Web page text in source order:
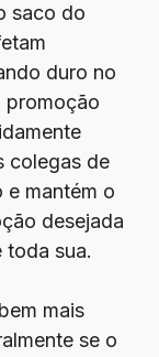
saco do
duro no
promoção
colegas de
e mantém o
desejada
toda sua.
mais
se o